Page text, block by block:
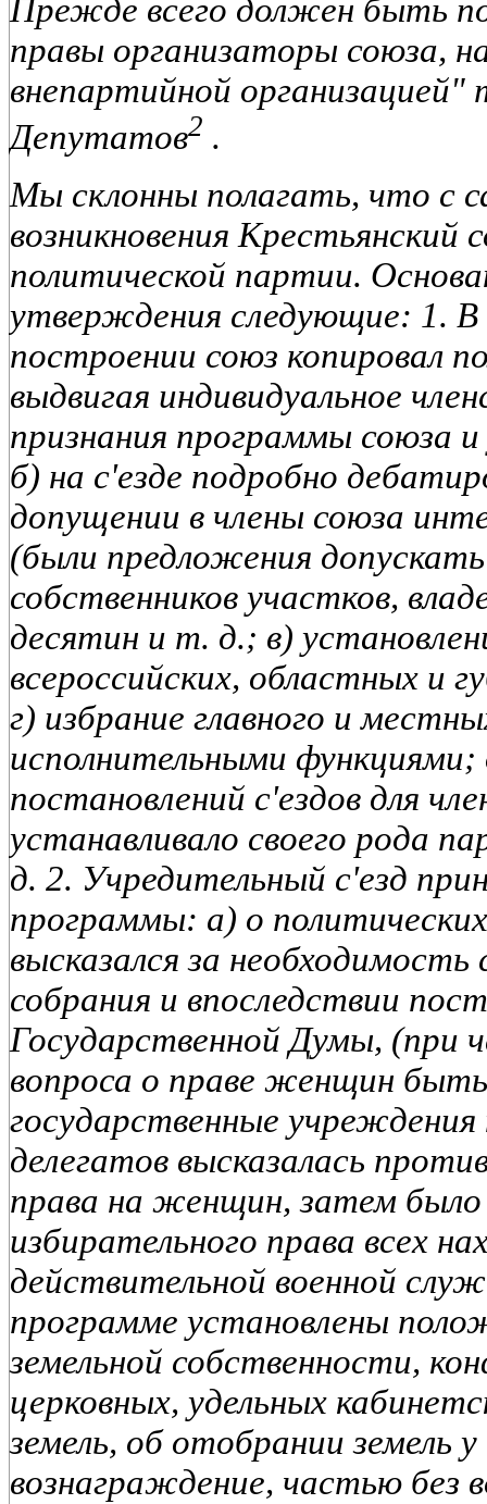
Прежде всего должен быть
правы организаторы союза,
внепартийной организацией"
Депутатов2 .
Мы склонны полагать, что с
возникновения Крестьянский
политической партии.
утверждения следующие: 1. В
построении союз копировал
выдвигая индивидуальное
признания программы союза
б) на с'езде подробно
допущении в члены союза
(были предложения
собственников участков,
десятин и т. д.; в)
всероссийских, областных и
г) избрание главного и
исполнительными функциями;
постановлений с'ездов для
устанавливало своего рода
д. 2. Учредительный с'езд
программы: а) о
высказался за необходимость
собрания и впоследствии
Государственной Думы, (при
вопроса о праве женщин
государственные
делегатов высказалась
права на женщин, затем
избирательного права всех
действительной военной
программе установлены
земельной собственности,
церковных, удельных
земель, об отобрании земель
вознаграждение, частью без